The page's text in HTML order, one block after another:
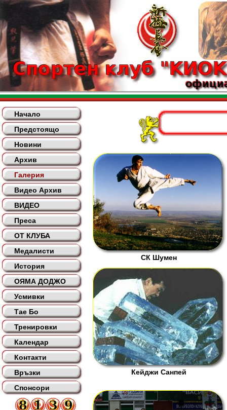
Начало
Предстоящо
Новини
Архив
Галерия
Видео Архив
ВИДЕО
Преса
ОТ КЛУБА
Медалисти
История
ОЯМА ДОДЖО
Усмивки
Тае Бо
Тренировки
Календар
Контакти
Връзки
Спонсори
СК Шумен
Кейджи Санпей